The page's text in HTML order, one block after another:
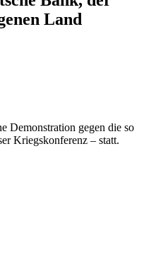
Land
Demonstration gegen die so
Kriegskonferenz – statt.